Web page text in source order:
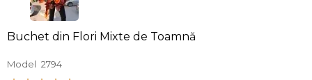
Buchet din Flori Mixte de Toamnă
Model 2794